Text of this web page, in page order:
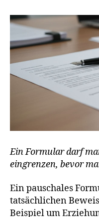
Ein Formular darf
eingrenzen, bevor
Ein pauschales
tatsächlichen
Beispiel um